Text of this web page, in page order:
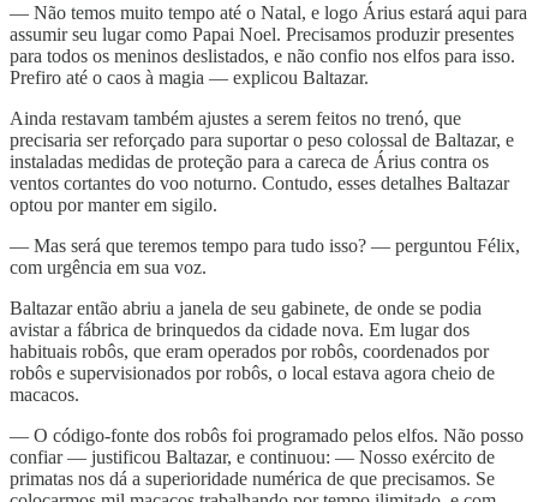
— Não temos muito tempo até o Natal, e logo Árius estará aqui para
assumir seu lugar como Papai Noel. Precisamos produzir presentes
para todos os meninos deslistados, e não confio nos elfos para isso.
Prefiro até o caos à magia — explicou Baltazar.
Ainda restavam também ajustes a serem feitos no trenó, que
precisaria ser reforçado para suportar o peso colossal de Baltazar, e
instaladas medidas de proteção para a careca de Árius contra os
ventos cortantes do voo noturno. Contudo, esses detalhes Baltazar
optou por manter em sigilo.
— Mas será que teremos tempo para tudo isso? — perguntou Félix,
com urgência em sua voz.
Baltazar então abriu a janela de seu gabinete, de onde se podia
avistar a fábrica de brinquedos da cidade nova. Em lugar dos
habituais robôs, que eram operados por robôs, coordenados por
robôs e supervisionados por robôs, o local estava agora cheio de
macacos.
— O código-fonte dos robôs foi programado pelos elfos. Não posso
confiar — justificou Baltazar, e continuou: — Nosso exército de
primatas nos dá a superioridade numérica de que precisamos. Se